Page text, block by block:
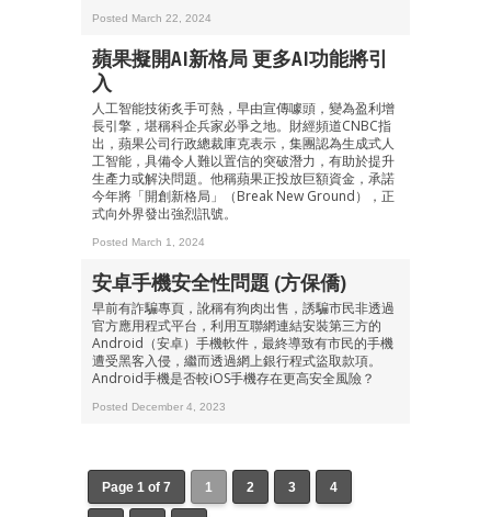
Posted March 22, 2024
蘋果擬開AI新格局 更多AI功能將引
入
人工智能技術炙手可熱，早由宣傳噱頭，變為盈利增
長引擎，堪稱科企兵家必爭之地。財經頻道CNBC指
出，蘋果公司行政總裁庫克表示，集團認為生成式人
工智能，具備令人難以置信的突破潛力，有助於提升
生產力或解決問題。他稱蘋果正投放巨額資金，承諾
今年將「開創新格局」（Break New Ground），正
式向外界發出強烈訊號。
Posted March 1, 2024
安卓手機安全性問題 (方保僑)
早前有詐騙專頁，訛稱有狗肉出售，誘騙市民非透過
官方應用程式平台，利用互聯網連結安裝第三方的
Android（安卓）手機軟件，最終導致有市民的手機
遭受黑客入侵，繼而透過網上銀行程式盜取款項。
Android手機是否較iOS手機存在更高安全風險？
Posted December 4, 2023
Page 1 of 7 1 2 3 4